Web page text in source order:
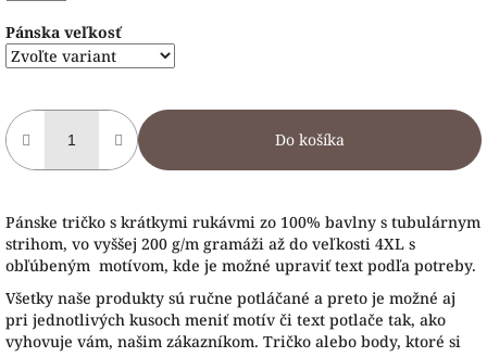
Pánska veľkosť
Do košíka
Pánske tričko s krátkymi rukávmi zo 100% bavlny s tubulárnym
strihom, vo vyššej 200 g/m gramáži až do veľkosti 4XL s
obľúbeným motívom, kde je možné upraviť text podľa potreby.
Všetky naše produkty sú ručne potláčané a preto je možné aj
pri jednotlivých kusoch meniť motív či text potlače tak, ako
vyhovuje vám, našim zákazníkom. Tričko alebo body, ktoré si